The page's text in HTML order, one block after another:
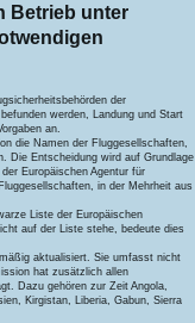
Betrieb unter
der
werden, Landung und Start
an.
die Namen der Fluggesellschaften,
Die Entscheidung wird auf Grundlage
Europäischen Agentur für
in der Mehrheit aus
Liste der Europäischen
auf der Liste stehe, bedeute dies
aktualisiert. Sie umfasst nicht
hat zusätzlich allen
Dazu gehören zur Zeit Angola,
Kirgistan, Liberia, Gabun, Sierra